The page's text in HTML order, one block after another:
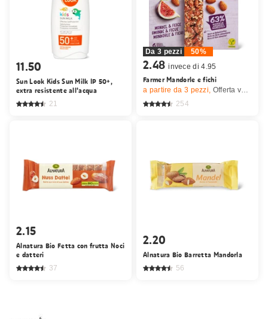
11.50
Sun Look Kids Sun Milk IP 50+,
extra resistente all'acqua
21
Da 3 pezzi 50%
2.48 invece di 4.95
Farmer Mandorle e fichi
a partire da 3 pezzi, Offerta valida solo dal 6.8 al 9.8.2026, fino a esaurimento dello stock.
254
2.15
Alnatura Bio Fetta con frutta Noci
e datteri
37
2.20
Alnatura Bio Barretta Mandorla
56